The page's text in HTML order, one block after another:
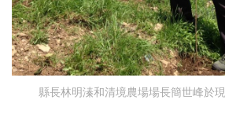
縣長林明溱和清境農場場長簡世峰於